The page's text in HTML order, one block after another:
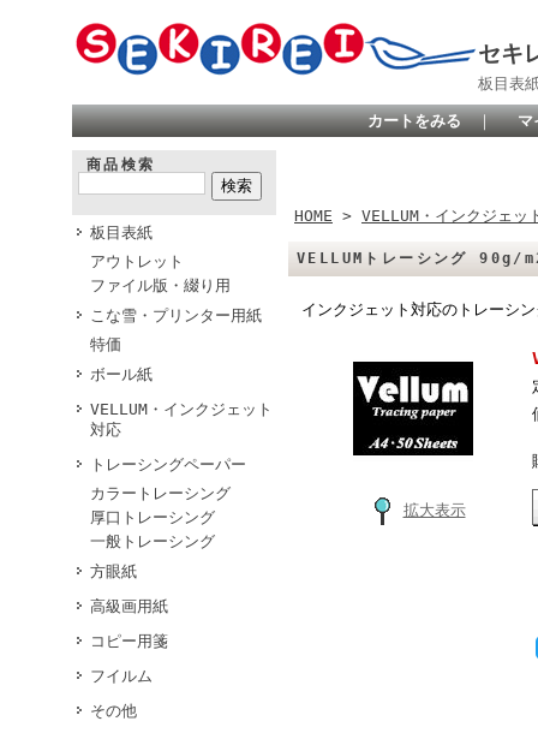
セキ
板目表
カートをみる ｜ マ
商品検索
板目表紙
アウトレット
ファイル版・綴り用
こな雪・プリンター用紙
特価
ボール紙
VELLUM・インクジェット
対応
トレーシングペーパー
カラートレーシング
厚口トレーシング
一般トレーシング
方眼紙
高級画用紙
コピー用箋
フイルム
その他
HOME > VELLUM・インクジェッ
VELLUMトレーシング
インクジェット対応のトレーシ
拡大表示